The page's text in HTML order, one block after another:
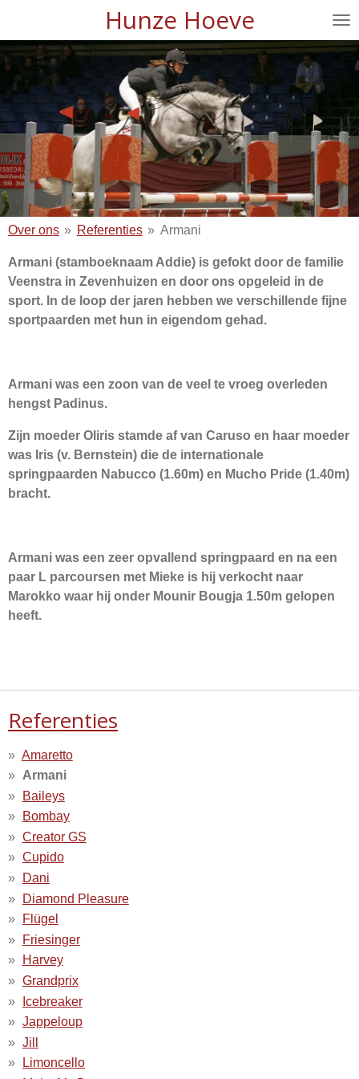
de
hoofdinhoud
Hunze Hoeve
Over ons » Referenties » Armani
Armani (stamboeknaam Addie) is gefokt door de familie
Veenstra in Zevenhuizen en door ons opgeleid in de
sport. In de loop der jaren hebben we verschillende fijne
sportpaarden met hun in eigendom gehad.
Armani was een zoon van de veel te vroeg overleden
hengst Padinus.
Zijn moeder Oliris stamde af van Caruso en haar moeder
was Iris (v. Bernstein) die de internationale
springpaarden Nabucco (1.60m) en Mucho Pride (1.40m)
bracht.
Armani was een zeer opvallend springpaard en na een
paar L parcoursen met Mieke is hij verkocht naar
Marokko waar hij onder Mounir Bougja 1.50m gelopen
heeft.
Referenties
Amaretto
Armani
Baileys
Bombay
Creator GS
Cupido
Dani
Diamond Pleasure
Flügel
Friesinger
Harvey
Grandprix
Icebreaker
Jappeloup
Jill
Limoncello